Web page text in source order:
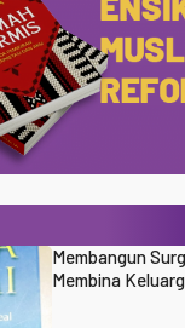
Membangun
Membina